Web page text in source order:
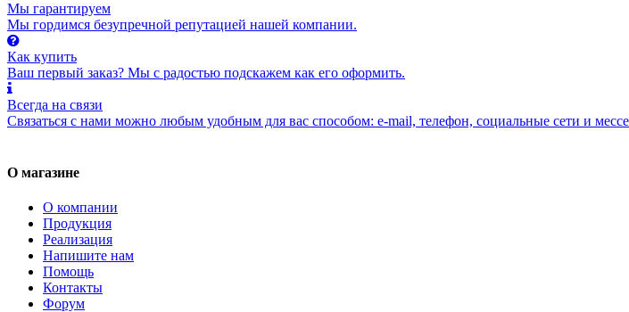
Мы гарантируем
Мы гордимся безупречной репутацией нашей компании.
Как купить
Ваш первый заказ? Мы с радостью подскажем как его оформить.
Всегда на связи
Связаться с нами можно любым удобным для вас способом: e-mail, телефон, социальные сети и
О магазине
О компании
Продукция
Реализация
Напишите нам
Помощь
Контакты
Форум